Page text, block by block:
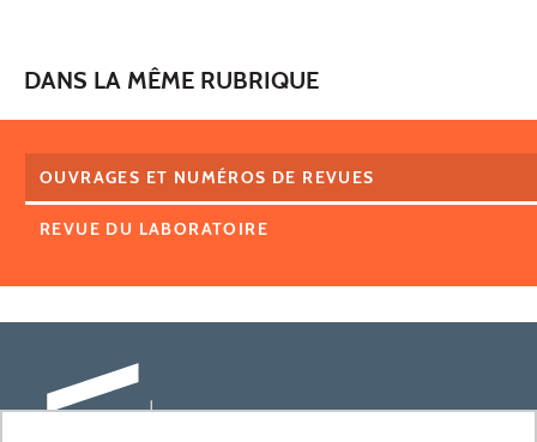
DANS LA MÊME RUBRIQUE
OUVRAGES ET NUMÉROS DE REVUES
REVUE DU LABORATOIRE